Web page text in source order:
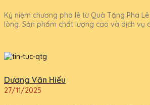
Kỷ niệm chương pha lê từ Quà Tặng Pha
lòng. Sản phẩm chất lượng cao và dịch vụ
Dương Văn Hiếu
27/11/2025